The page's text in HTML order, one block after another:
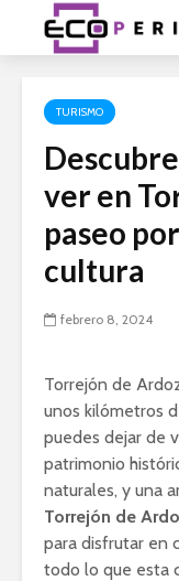
TURISMO
ver en
paseo
cultura
febrero 8, 2024
Torrejón de
unos kilómetros
puedes dejar de
patrimonio
naturales, y una
Torrejón de
para disfrutar en
todo lo que esta